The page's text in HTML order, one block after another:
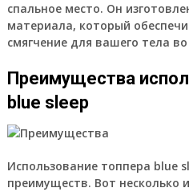
спальное место. Он
материала, который
смягчение для вашего тела
Преимущества
blue sleep
Использование топпера blue
преимуществ. Вот несколько